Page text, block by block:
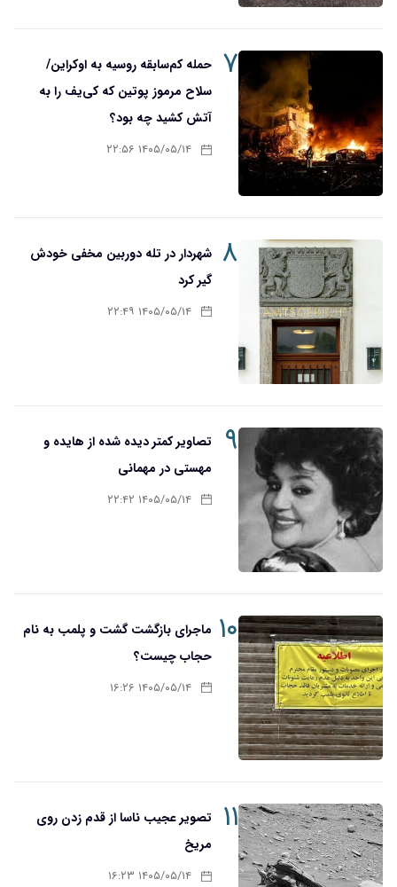
۷ حمله کم‌سابقه روسیه به اوکراین/
سلاح مرموز پوتین که کی‌یف را به
آتش کشید چه بود؟
۱۴۰۵/۰۵/۱۴ ۲۲:۵۶
۸ شهردار در تله دوربین مخفی خودش
گیر کرد
۱۴۰۵/۰۵/۱۴ ۲۲:۴۹
۹
تصاویر کمتر دیده شده از هایده و
مهستی در مهمانی
۱۴۰۵/۰۵/۱۴ ۲۲:۴۲
۱۰ ماجرای بازگشت گشت و پلمب به نام
حجاب چیست؟
۱۴۰۵/۰۵/۱۴ ۱۶:۲۶
۱۱
تصویر عجیب ناسا از قدم زدن روی
مریخ
۱۴۰۵/۰۵/۱۴ ۱۶:۲۳